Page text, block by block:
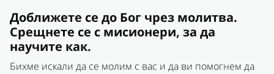
Доближете се до Бог чрез молитва.
Срещнете се с мисионери, за да
научите как.
Бихме искали да се молим с вас и да ви помогнем да